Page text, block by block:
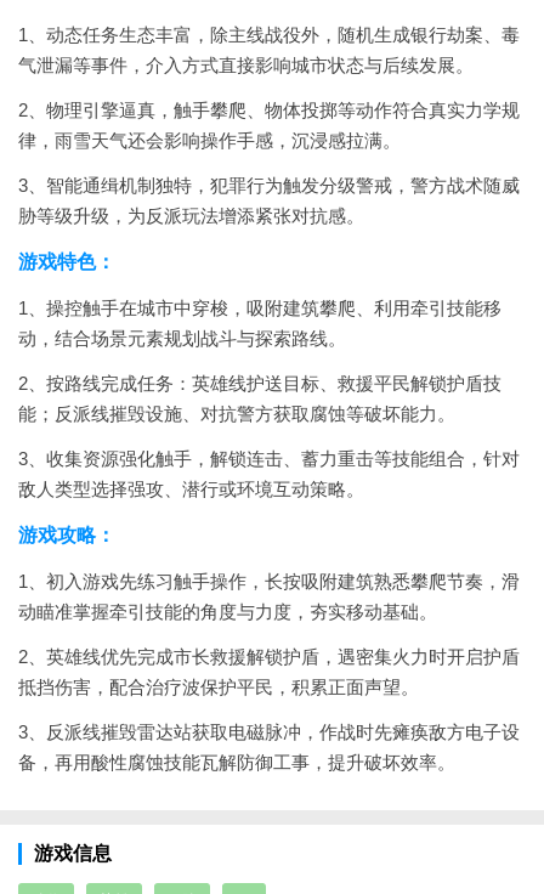
1、动态任务生态丰富，除主线战役外，随机生成银行劫案、毒
气泄漏等事件，介入方式直接影响城市状态与后续发展。
2、物理引擎逼真，触手攀爬、物体投掷等动作符合真实力学规
律，雨雪天气还会影响操作手感，沉浸感拉满。
3、智能通缉机制独特，犯罪行为触发分级警戒，警方战术随威
胁等级升级，为反派玩法增添紧张对抗感。
游戏特色：
1、操控触手在城市中穿梭，吸附建筑攀爬、利用牵引技能移
动，结合场景元素规划战斗与探索路线。
2、按路线完成任务：英雄线护送目标、救援平民解锁护盾技
能；反派线摧毁设施、对抗警方获取腐蚀等破坏能力。
3、收集资源强化触手，解锁连击、蓄力重击等技能组合，针对
敌人类型选择强攻、潜行或环境互动策略。
游戏攻略：
1、初入游戏先练习触手操作，长按吸附建筑熟悉攀爬节奏，滑
动瞄准掌握牵引技能的角度与力度，夯实移动基础。
2、英雄线优先完成市长救援解锁护盾，遇密集火力时开启护盾
抵挡伤害，配合治疗波保护平民，积累正面声望。
3、反派线摧毁雷达站获取电磁脉冲，作战时先瘫痪敌方电子设
备，再用酸性腐蚀技能瓦解防御工事，提升破坏效率。
游戏信息